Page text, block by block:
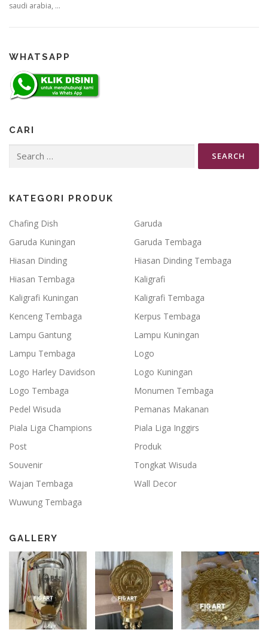
saudi arabia, …
WHATSAPP
CARI
for:
KATEGORI PRODUK
Chafing Dish
Garuda
Garuda Kuningan
Garuda Tembaga
Hiasan Dinding
Hiasan Dinding Tembaga
Hiasan Tembaga
Kaligrafi
Kaligrafi Kuningan
Kaligrafi Tembaga
Kenceng Tembaga
Kerpus Tembaga
Lampu Gantung
Lampu Kuningan
Lampu Tembaga
Logo
Logo Harley Davidson
Logo Kuningan
Logo Tembaga
Monumen Tembaga
Pedel Wisuda
Pemanas Makanan
Piala Liga Champions
Piala Liga Inggirs
Post
Produk
Souvenir
Tongkat Wisuda
Wajan Tembaga
Wall Decor
Wuwung Tembaga
GALLERY